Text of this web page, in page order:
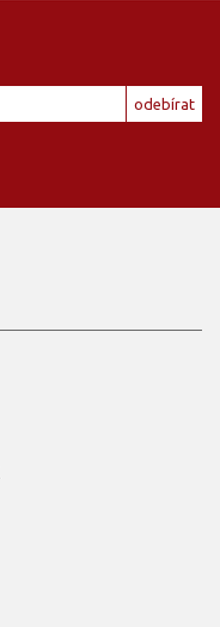
odebírat